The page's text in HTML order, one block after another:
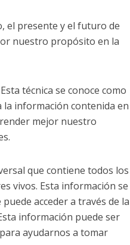
el presente y el futuro de
nuestro propósito en la
técnica se conoce como
la información contenida en
mejor nuestro
que contiene todos los
vivos. Esta información se
acceder a través de la
información puede ser
ayudarnos a tomar